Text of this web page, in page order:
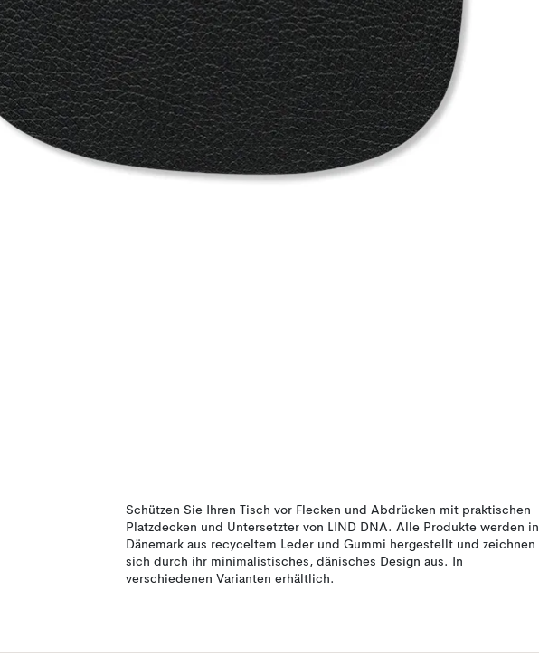
Schützen Sie Ihren Tisch vor Flecken und Abdrücken mit praktischen
Platzdecken und Untersetzter von LIND DNA. Alle Produkte werden in
Dänemark aus recyceltem Leder und Gummi hergestellt und zeichnen
sich durch ihr minimalistisches, dänisches Design aus. In
verschiedenen Varianten erhältlich.